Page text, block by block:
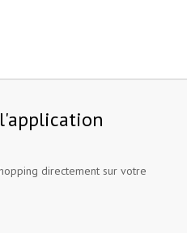
directement sur votre